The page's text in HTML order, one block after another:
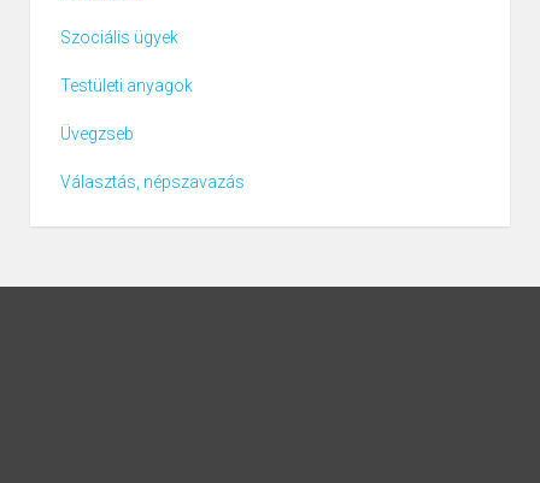
Szociális ügyek
Testületi anyagok
Üvegzseb
Választás, népszavazás